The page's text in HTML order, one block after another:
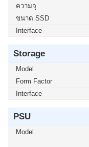
ความจุ
ขนาด SSD
Interface
Storage
Model
Form Factor
Interface
PSU
Model